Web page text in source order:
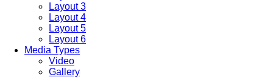
Layout 3
Layout 4
Layout 5
Layout 6
Media Types
Video
Gallery